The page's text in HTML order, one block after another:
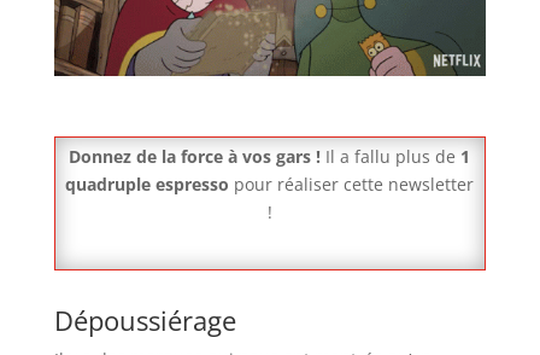
Donnez de la force à vos gars ! Il a fallu plus de 1
quadruple espresso pour réaliser cette newsletter
!
Dépoussiérage